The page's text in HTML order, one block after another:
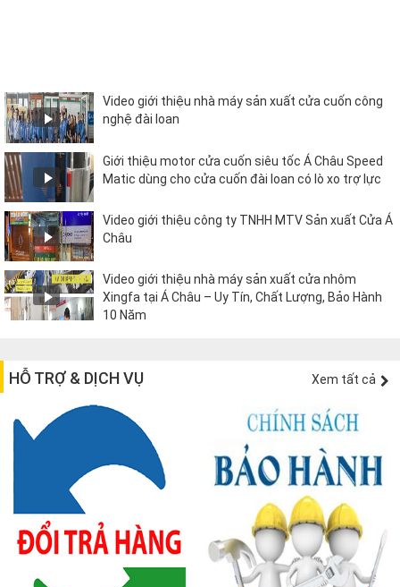
Video giới thiệu nhà máy sản xuất cửa cuốn công
nghệ đài loan
Giới thiệu motor cửa cuốn siêu tốc Á Châu Speed
Matic dùng cho cửa cuốn đài loan có lò xo trợ lực
Video giới thiệu công ty TNHH MTV Sản xuất Cửa Á
Châu
Video giới thiệu nhà máy sản xuất cửa nhôm
Xingfa tại Á Châu – Uy Tín, Chất Lượng, Bảo Hành
10 Năm
HỖ TRỢ & DỊCH VỤ Xem tất cả